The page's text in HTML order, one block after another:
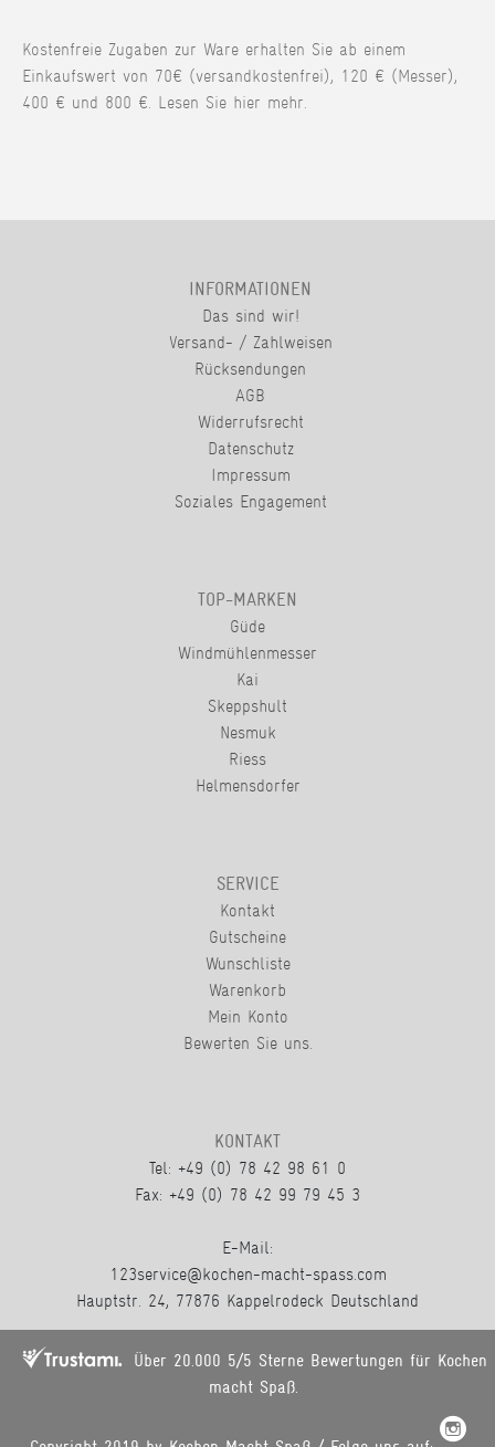
Kostenfreie Zugaben zur Ware erhalten Sie ab einem
Einkaufswert von 70€ (versandkostenfrei), 120 € (Messer),
400 € und 800 €. Lesen Sie hier mehr.
INFORMATIONEN
Das sind wir!
Versand- / Zahlweisen
Rücksendungen
AGB
Widerrufsrecht
Datenschutz
Impressum
Soziales Engagement
TOP-MARKEN
Güde
Windmühlenmesser
Kai
Skeppshult
Nesmuk
Riess
Helmensdorfer
SERVICE
Kontakt
Gutscheine
Wunschliste
Warenkorb
Mein Konto
Bewerten Sie uns.
KONTAKT
Tel: +49 (0) 78 42 98 61 0
Fax: +49 (0) 78 42 99 79 45 3
E-Mail:
123service@kochen-macht-spass.com
Hauptstr. 24, 77876 Kappelrodeck Deutschland
Über 20.000 5/5 Sterne Bewertungen für Kochen
macht Spaß.